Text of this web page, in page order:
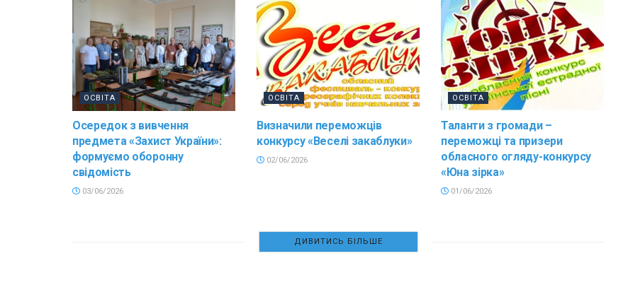
ОСВІТА
Осередок з вивчення
предмета «Захист України»:
формуємо оборонну
свідомість
03/06/2026
ОСВІТА
Визначили переможців
конкурсу «Веселі закаблуки»
02/06/2026
ОСВІТА
Таланти з громади –
переможці та призери
обласного огляду-конкурсу
«Юна зірка»
01/06/2026
ДИВИТИСЬ БІЛЬШЕ